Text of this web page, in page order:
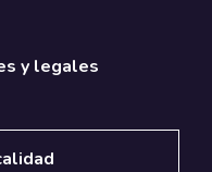
y legales